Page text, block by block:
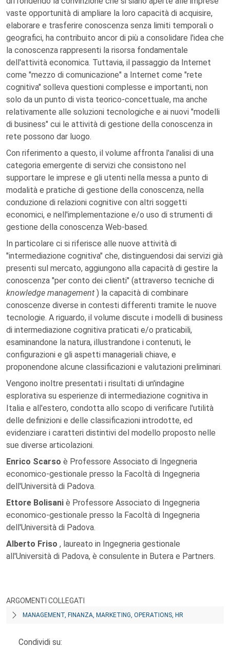
vaste opportunità di ampliare la loro capacità di acquisire,
elaborare e trasferire conoscenza senza limiti temporali o
geografici, ha contribuito ancor di più a consolidare l'idea che
la conoscenza rappresenti la risorsa fondamentale
dell'attività economica. Tuttavia, il passaggio da Internet
come "mezzo di comunicazione" a Internet come "rete
cognitiva" solleva questioni complesse e importanti, non
solo da un punto di vista teorico-concettuale, ma anche
relativamente alle soluzioni tecnologiche e ai nuovi "modelli
di business" cui le attività di gestione della conoscenza in
rete possono dar luogo.
Con riferimento a questo, il volume affronta l'analisi di una
categoria emergente di servizi che consistono nel
supportare le imprese e gli utenti nella messa a punto di
modalità e pratiche di gestione della conoscenza, nella
conduzione di relazioni cognitive con altri soggetti
economici, e nell'implementazione e/o uso di strumenti di
gestione della conoscenza Web-based.
In particolare ci si riferisce alle nuove attività di
"intermediazione cognitiva" che, distinguendosi dai servizi già
presenti sul mercato, aggiungono alla capacità di gestire la
conoscenza "per conto dei clienti" (attraverso tecniche di
knowledge management ) la capacità di combinare
conoscenze diverse in contesti differenti tramite le nuove
tecnologie. A riguardo, il volume discute i modelli di business
di intermediazione cognitiva praticati e/o praticabili,
esaminandone la natura, illustrandone i contenuti, le
configurazioni e gli aspetti manageriali chiave, e
proponendone alcune classificazioni e valutazioni preliminari.
Vengono inoltre presentati i risultati di un'indagine
esplorativa su esperienze di intermediazione cognitiva in
Italia e all'estero, condotta allo scopo di verificare l'utilità
delle definizioni e delle classificazioni introdotte, ed
evidenziare i caratteri distintivi del modello proposto nelle
sue diverse articolazioni.
Enrico Scarso è Professore Associato di Ingegneria
economico-gestionale presso la Facoltà di Ingegneria
dell'Università di Padova.
Ettore Bolisani è Professore Associato di Ingegneria
economico-gestionale presso la Facoltà di Ingegneria
dell'Università di Padova.
Alberto Friso , laureato in Ingegneria gestionale
all'Università di Padova, è consulente in Butera e Partners.
ARGOMENTI COLLEGATI
MANAGEMENT, FINANZA, MARKETING, OPERATIONS, HR
Condividi su: